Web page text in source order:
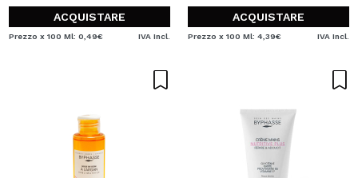
ACQUISTARE
Prezzo x 100 Ml: 0,49€ IVA Incl.
ACQUISTARE
Prezzo x 100 Ml: 4,39€ IVA Incl.